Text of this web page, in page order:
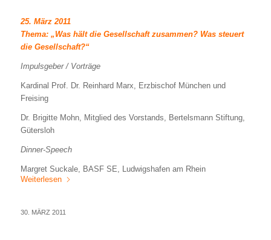
25. März 2011
Thema: „Was hält die Gesellschaft zusammen? Was steuert
die Gesellschaft?“
Impulsgeber / Vorträge
Kardinal Prof. Dr. Reinhard Marx, Erzbischof München und
Freising
Dr. Brigitte Mohn, Mitglied des Vorstands, Bertelsmann Stiftung,
Gütersloh
Dinner-Speech
Margret Suckale, BASF SE, Ludwigshafen am Rhein
Weiterlesen
30. MÄRZ 2011